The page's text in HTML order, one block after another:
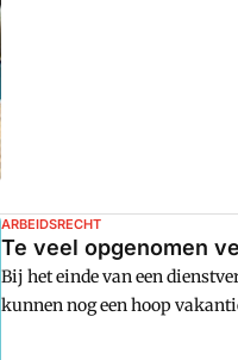
ARBEIDSRECHT
Te veel opgenomen
Bij het einde van een
kunnen nog een hoop